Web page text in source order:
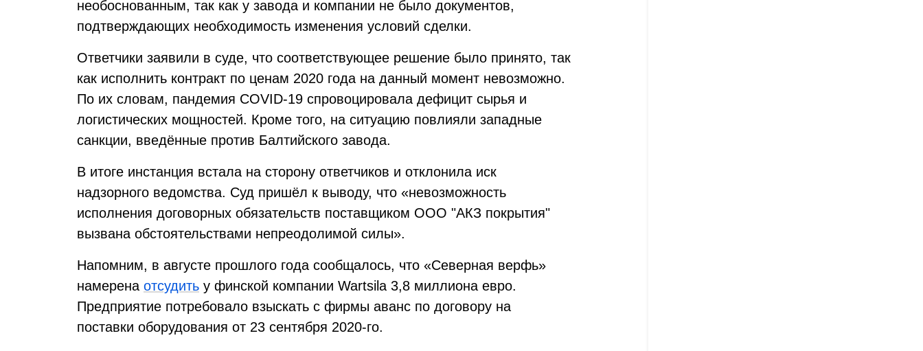
необоснованным, так как у завода и компании не было документов,
подтверждающих необходимость изменения условий сделки.
Ответчики заявили в суде, что соответствующее решение было принято, так
как исполнить контракт по ценам 2020 года на данный момент невозможно.
По их словам, пандемия COVID-19 спровоцировала дефицит сырья и
логистических мощностей. Кроме того, на ситуацию повлияли западные
санкции, введённые против Балтийского завода.
В итоге инстанция встала на сторону ответчиков и отклонила иск
надзорного ведомства. Суд пришёл к выводу, что «невозможность
исполнения договорных обязательств поставщиком ООО "АКЗ покрытия"
вызвана обстоятельствами непреодолимой силы».
Напомним, в августе прошлого года сообщалось, что «Северная верфь»
намерена отсудить у финской компании Wartsila 3,8 миллиона евро.
Предприятие потребовало взыскать с фирмы аванс по договору на
поставки оборудования от 23 сентября 2020-го.